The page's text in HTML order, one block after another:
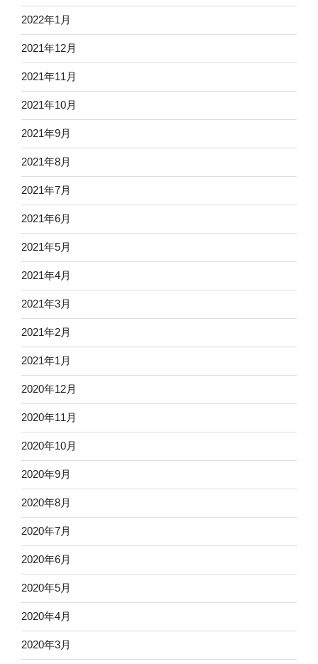
2022年1月
2021年12月
2021年11月
2021年10月
2021年9月
2021年8月
2021年7月
2021年6月
2021年5月
2021年4月
2021年3月
2021年2月
2021年1月
2020年12月
2020年11月
2020年10月
2020年9月
2020年8月
2020年7月
2020年6月
2020年5月
2020年4月
2020年3月